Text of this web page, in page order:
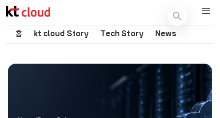
기술 블로그 (Tech) | kt cloud
홈 kt cloud Story Tech Story News